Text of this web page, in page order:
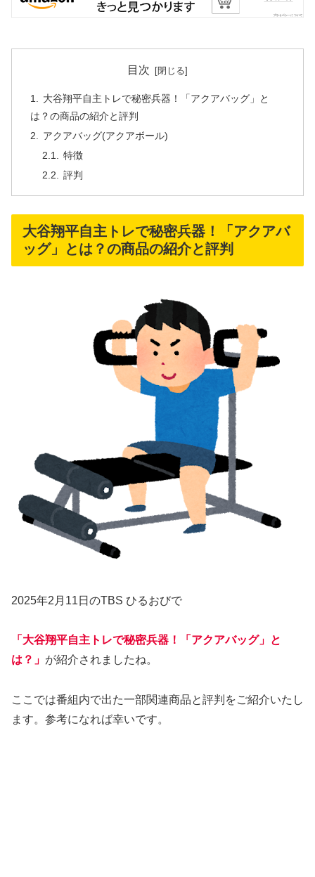
目次
大谷翔平自主トレで秘密兵器！「アクアバッグ」と
は？の商品の紹介と評判
アクアバッグ(アクアボール)
特徴
評判
大谷翔平自主トレで秘密兵器！「アクアバ
ッグ」とは？の商品の紹介と評判
2025年2月11日のTBS ひるおびで
「大谷翔平自主トレで秘密兵器！「アクアバッグ」と
は？」 が紹介されましたね。
ここでは番組内で出た一部関連商品と評判をご紹介いたし
ます。参考になれば幸いです。